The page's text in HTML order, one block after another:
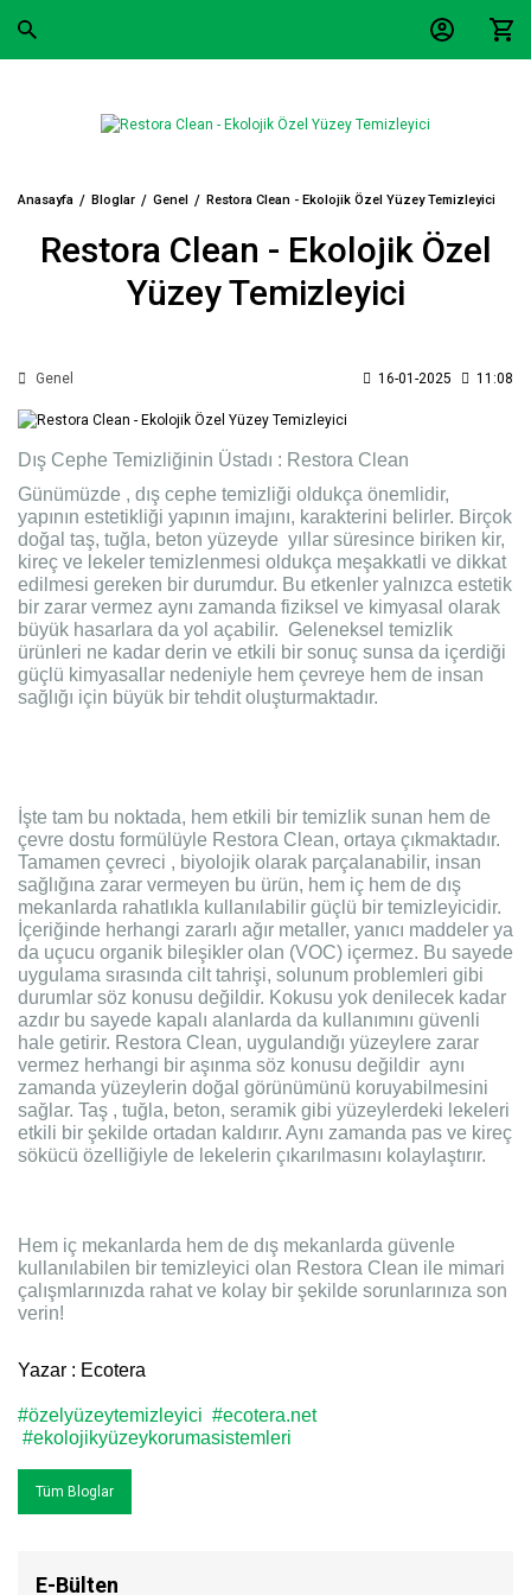
Anasayfa Bloglar Genel Restora Clean - Ekolojik Özel Yüzey Temizleyici
Restora Clean - Ekolojik Özel
Yüzey Temizleyici
Genel 16-01-2025 11:08
Dış Cephe Temizliğinin Üstadı : Restora Clean
Günümüzde , dış cephe temizliği oldukça önemlidir,
yapının estetikliği yapının imajını, karakterini belirler. Birçok
doğal taş, tuğla, beton yüzeyde yıllar süresince biriken kir,
kireç ve lekeler temizlenmesi oldukça meşakkatli ve dikkat
edilmesi gereken bir durumdur. Bu etkenler yalnızca estetik
bir zarar vermez aynı zamanda fiziksel ve kimyasal olarak
büyük hasarlara da yol açabilir. Geleneksel temizlik
ürünleri ne kadar derin ve etkili bir sonuç sunsa da içerdiği
güçlü kimyasallar nedeniyle hem çevreye hem de insan
sağlığı için büyük bir tehdit oluşturmaktadır.
İşte tam bu noktada, hem etkili bir temizlik sunan hem de
çevre dostu formülüyle Restora Clean, ortaya çıkmaktadır.
Tamamen çevreci , biyolojik olarak parçalanabilir, insan
sağlığına zarar vermeyen bu ürün, hem iç hem de dış
mekanlarda rahatlıkla kullanılabilir güçlü bir temizleyicidir.
İçeriğinde herhangi zararlı ağır metaller, yanıcı maddeler ya
da uçucu organik bileşikler olan (VOC) içermez. Bu sayede
uygulama sırasında cilt tahrişi, solunum problemleri gibi
durumlar söz konusu değildir. Kokusu yok denilecek kadar
azdır bu sayede kapalı alanlarda da kullanımını güvenli
hale getirir. Restora Clean, uygulandığı yüzeylere zarar
vermez herhangi bir aşınma söz konusu değildir aynı
zamanda yüzeylerin doğal görünümünü koruyabilmesini
sağlar. Taş , tuğla, beton, seramik gibi yüzeylerdeki lekeleri
etkili bir şekilde ortadan kaldırır. Aynı zamanda pas ve kireç
sökücü özelliğiyle de lekelerin çıkarılmasını kolaylaştırır.
Hem iç mekanlarda hem de dış mekanlarda güvenle
kullanılabilen bir temizleyici olan Restora Clean ile mimari
çalışmlarınızda rahat ve kolay bir şekilde sorunlarınıza son
verin!
Yazar : Ecotera
#özelyüzeytemizleyici #ecotera.net
#ekolojikyüzeykorumasistemleri
Tüm Bloglar
E-Bülten